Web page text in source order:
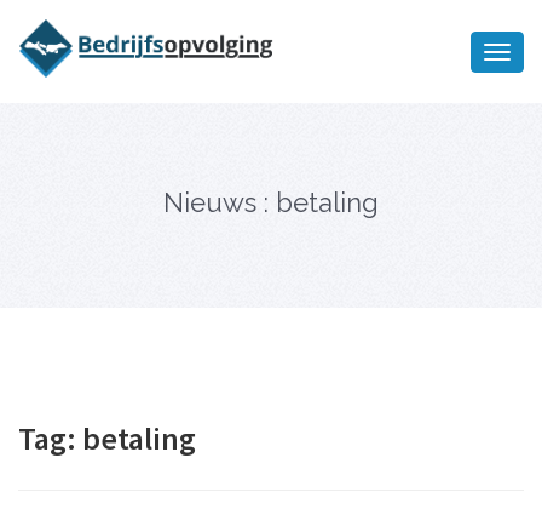
Nieuws : betaling
Tag: betaling
bedrijfsopvolging voor fiscaal
juridisch advies
Ik wil meer informatie